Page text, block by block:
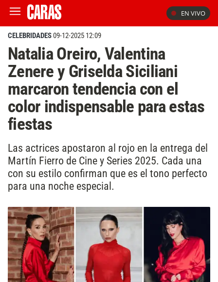
EN VIVO
CELEBRIDADES09-12-2025 12:09
Natalia Oreiro, Valentina
Zenere y Griselda Siciliani
marcaron tendencia con el
color indispensable para estas
fiestas
Las actrices apostaron al rojo en la entrega del
Martín Fierro de Cine y Series 2025. Cada una
con su estilo confirman que es el tono perfecto
para una noche especial.